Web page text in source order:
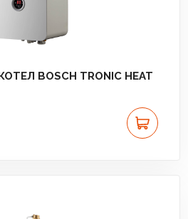
BOSCH TRONIC HEAT